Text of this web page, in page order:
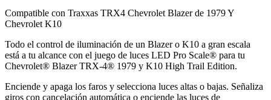
Compatible con Traxxas TRX4 Chevrolet Blazer de 1979 Y
Chevrolet K10
Todo el control de iluminación de un Blazer o K10 a gran escala
está a tu alcance con el juego de luces LED Pro Scale® para tu
Chevrolet® Blazer TRX-4® 1979 y K10 High Trail Edition.
Enciende y apaga los faros y selecciona luces altas o bajas. Señaliza
giros con cancelación automática o enciende las luces de